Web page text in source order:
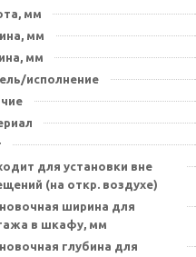
мм
мм
мм
исполнение
для установки вне
(на откр. воздухе)
ширина для
в шкафу, мм
глубина для